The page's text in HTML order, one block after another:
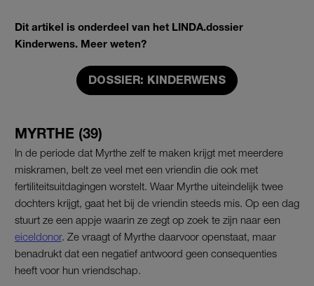
Dit artikel is onderdeel van het LINDA.dossier
Kinderwens. Meer weten?
DOSSIER: KINDERWENS
MYRTHE (39)
In de periode dat Myrthe zelf te maken krijgt met meerdere
miskramen, belt ze veel met een vriendin die ook met
fertiliteitsuitdagingen worstelt. Waar Myrthe uiteindelijk twee
dochters krijgt, gaat het bij de vriendin steeds mis. Op een dag
stuurt ze een appje waarin ze zegt op zoek te zijn naar een
eiceldonor. Ze vraagt of Myrthe daarvoor openstaat, maar
benadrukt dat een negatief antwoord geen consequenties
heeft voor hun vriendschap.